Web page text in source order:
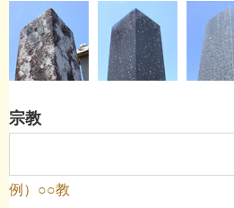
宗教
例）○○教